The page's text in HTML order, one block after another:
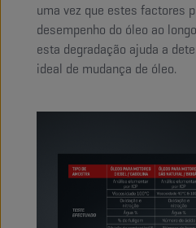
uma vez que estes factores
desempenho do óleo ao
esta degradação ajuda a
ideal de mudança de óleo.